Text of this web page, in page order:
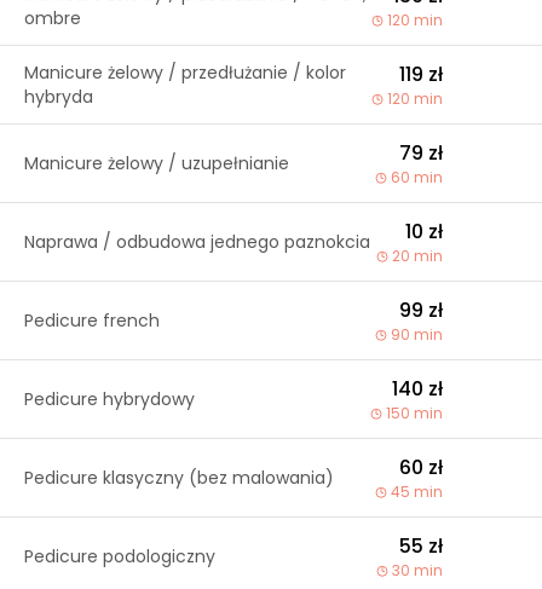
ombre
120 min
Manicure żelowy / przedłużanie / kolor
hybryda
119 zł
120 min
Manicure żelowy / uzupełnianie 79 zł
60 min
Naprawa / odbudowa jednego paznokcia 10 zł
20 min
Pedicure french 99 zł
90 min
Pedicure hybrydowy 140 zł
150 min
Pedicure klasyczny (bez malowania) 60 zł
45 min
Pedicure podologiczny 55 zł
30 min